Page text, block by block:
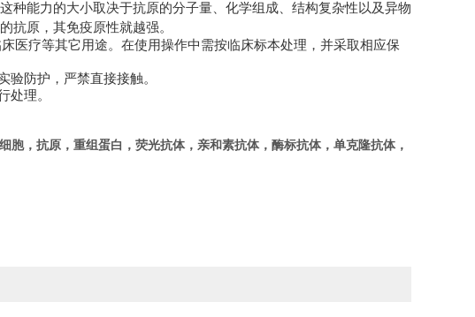
种能力的大小取决于抗原的分子量、化学组成、结构复杂性以及异物
抗原，其免疫原性就越强。
医疗等其它用途。在使用操作中需按临床标本处理，并采取相应保
防护，严禁直接接触。
处理。
胞，抗原，重组蛋白，荧光抗体， 亲和素抗体，酶标抗体，单克隆抗体，